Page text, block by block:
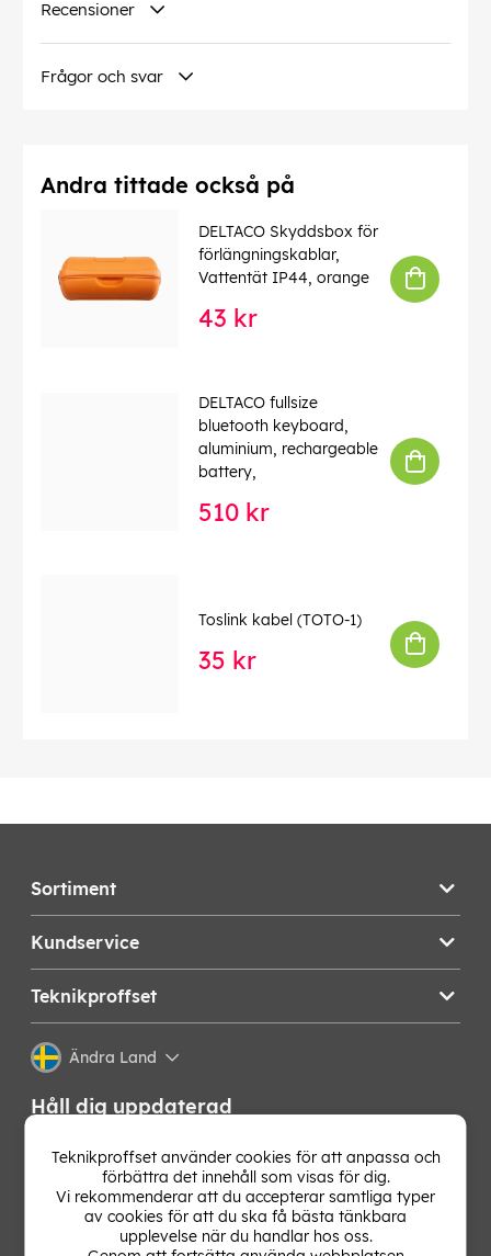
Recensioner
Frågor och svar
Andra tittade också på
DELTACO Skyddsbox för
förlängningskablar,
Vattentät IP44, orange
43 kr
DELTACO fullsize
bluetooth keyboard,
aluminium, rechargeable
battery,
510 kr
Toslink kabel (TOTO-1)
35 kr
Sortiment
Kundservice
Teknikproffset
Ändra Land
Håll dig uppdaterad
Få de senaste nyheterna, hetaste erbjudandena och
bästa tipsen från oss direkt i din mejlkorg. Signa upp på
vårt nyhetsbrev!
Teknikproffset använder cookies för att anpassa och
förbättra det innehåll som visas för dig.
Vi rekommenderar att du accepterar samtliga typer
av cookies för att du ska få bästa tänkbara
upplevelse när du handlar hos oss.